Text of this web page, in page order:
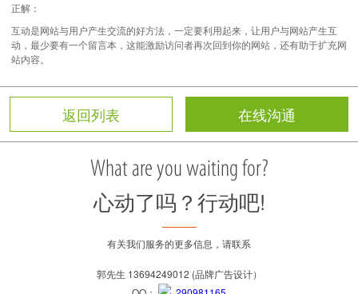
正解：
互动是网站与用户产生交流的好方法，一定要利用起来，让用户与网站产生互
动，最少要有一个留言本，这能激励访问者再次回到你的网站，还有助于扩充网
站内容。
返回列表 在线沟通
What are you waiting for?
心动了吗？行动吧!
有关我们服务的更多信息，请联系
郭先生 13694249012 (品牌广告设计）